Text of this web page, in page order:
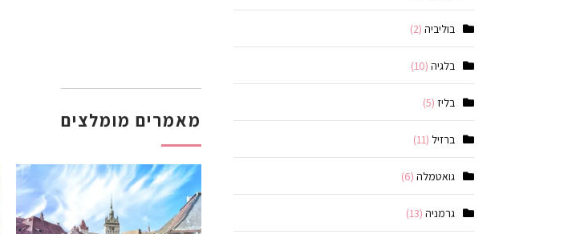
מאמרים מומלצים
בוליביה (2)
בלגיה (10)
בליז (5)
ברזיל (11)
גואטמלה (6)
גרמניה (13)